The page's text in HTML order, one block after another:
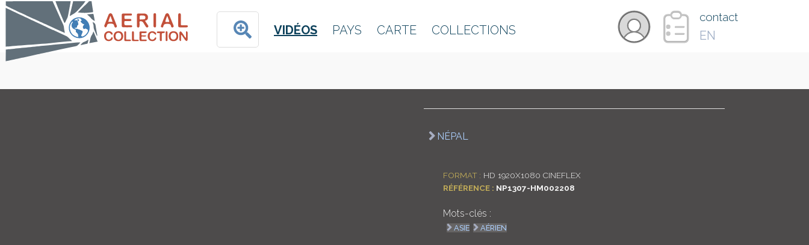
VIDÉOS PAYS CARTE COLLECTIONS
contact
EN
NÉPAL
FORMAT : HD 1920X1080 CINEFLEX
RÉFÉRENCE : NP1307-HM002208
Mots-clés :
ASIE AÉRIEN